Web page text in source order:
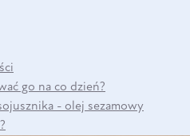
go na co dzień?
- olej sezamowy